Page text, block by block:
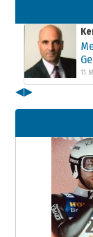
11
11
◀▶